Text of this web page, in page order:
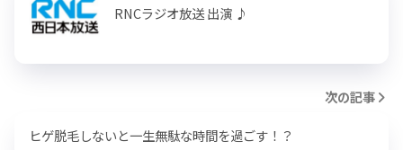
RNCラジオ放送 出演 ♪
次の記事
ヒゲ脱毛しないと一生無駄な時間を過ごす！？